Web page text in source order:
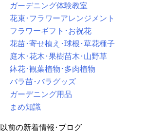
ガーデニング体験教室
花束･フラワーアレンジメント
フラワーギフト･お祝花
花苗･寄せ植え･球根･草花種子
庭木･花木･果樹苗木･山野草
鉢花･観葉植物･多肉植物
バラ苗･バラグッズ
ガーデニング用品
まめ知識
以前の新着情報･ブログ